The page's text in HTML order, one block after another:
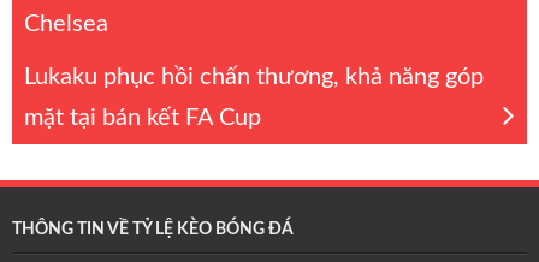
Chelsea
Lukaku phục hồi chấn thương, khả năng góp
mặt tại bán kết FA Cup
THÔNG TIN VỀ TỶ LỆ KÈO BÓNG ĐÁ